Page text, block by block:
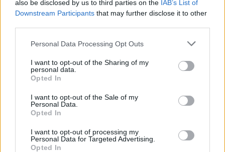
also be disclosed by us to third parties on the IAB’s List of
Downstream Participants that may further disclose it to other
Please note that this website/app uses one or more Google
not limited to your visit or usage behaviour. You may click to
grant or deny consent to Google and its third-party tags to
use your data for below specified purposes in below Google
consent section.
Personal Data Processing Opt Outs
I want to opt-out of the Sharing of my
personal data.
Opted In
I want to opt-out of the Sale of my
Personal Data.
Opted In
I want to opt-out of processing my
Personal Data for Targeted Advertising.
Opted In
περιστατικά και αποδέχεται a priori την άποψη του
Μ. Καραμαλάκης να παρέμβει για την καταφανή
προσπάθεια να βγει λάδι ο αστυνομικός».